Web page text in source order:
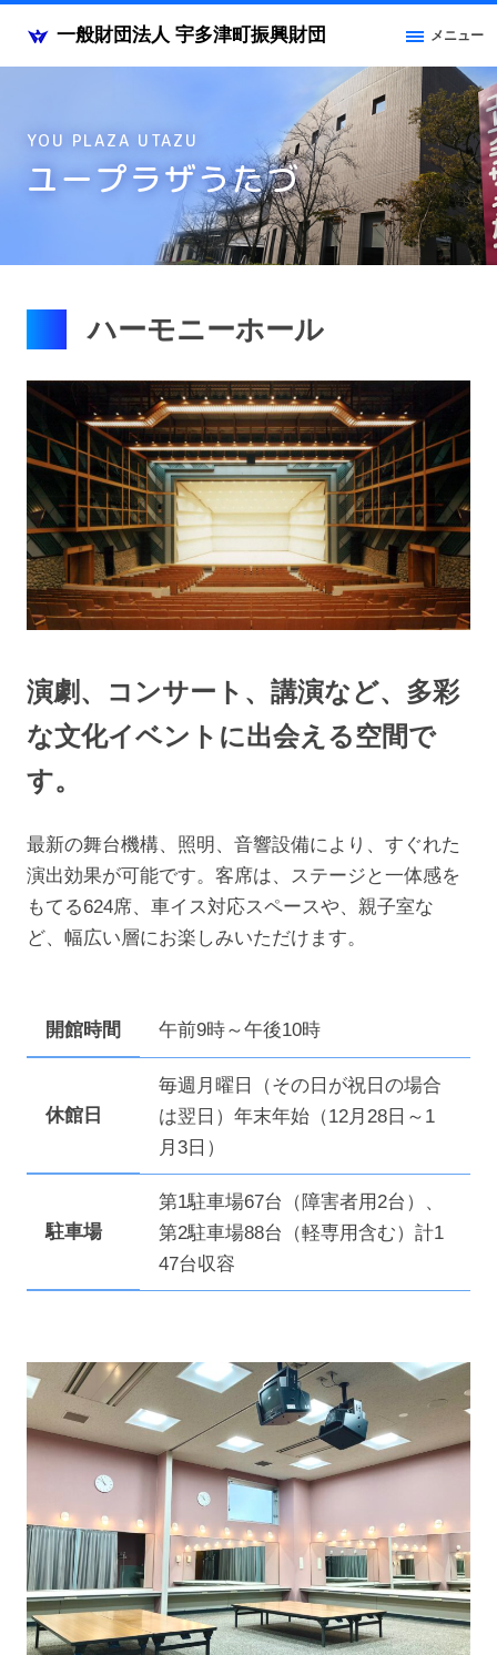
一般財団法人 宇多津町振興財団 メニュー
YOU PLAZA UTAZU
ユープラザうたづ
ハーモニーホール
演劇、コンサート、講演など、多彩
な文化イベントに出会える空間で
す。
最新の舞台機構、照明、音響設備により、すぐれた
演出効果が可能です。客席は、ステージと一体感を
もてる624席、車イス対応スペースや、親子室な
ど、幅広い層にお楽しみいただけます。
開館時間 午前9時～午後10時
休館日
毎週月曜日（その日が祝日の場合
は翌日）年末年始（12月28日～1
月3日）
駐車場
第1駐車場67台（障害者用2台）、
第2駐車場88台（軽専用含む）計1
47台収容